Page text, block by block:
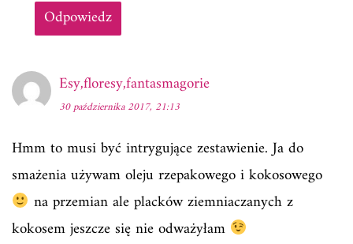
Odpowiedz
Esy,floresy,fantasmagorie
30 października 2017, 21:13
Hmm to musi być intrygujące zestawienie. Ja do
smażenia używam oleju rzepakowego i kokosowego
na przemian ale placków ziemniaczanych z
kokosem jeszcze się nie odważyłam